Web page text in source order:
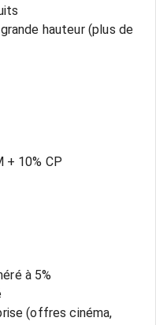
hauteur (plus de
+ 10% CP
à 5%
(offres cinéma,